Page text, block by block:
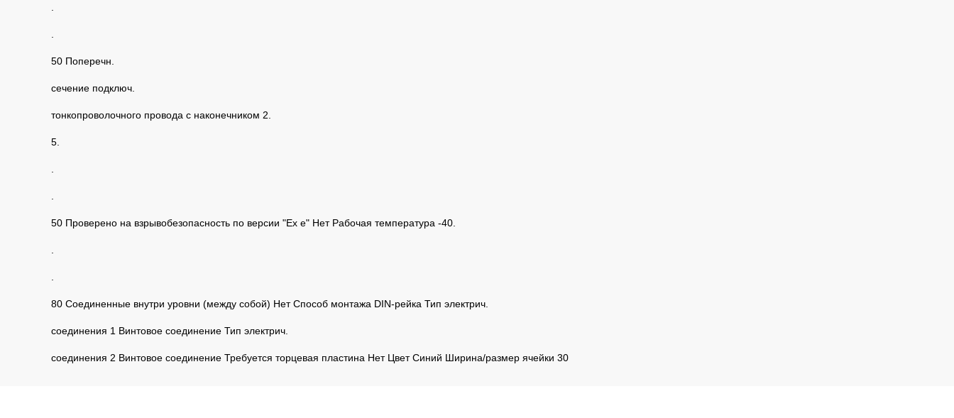
50 Поперечн.
сечение подключ.
тонкопроволочного провода с наконечником 2.
5.
50 Проверено на взрывобезопасность по версии "Ex e" Нет Рабочая температура -40.
80 Соединенные внутри уровни (между собой) Нет Способ монтажа DIN-рейка Тип электрич.
соединения 1 Винтовое соединение Тип электрич.
соединения 2 Винтовое соединение Требуется торцевая пластина Нет Цвет Синий Ширина/размер ячейки 30